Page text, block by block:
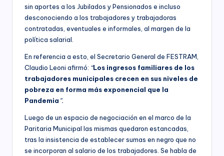
sin aportes a los Jubilados y Pensionados e incluso
desconociendo a los trabajadores y trabajadoras
contratadas, eventuales e informales, al margen de la
política salarial.
En referencia a esto, el Secretario General de FESTRAM,
Claudio Leoni afirmó: “Los ingresos familiares de los
trabajadores municipales crecen en sus niveles de
pobreza en forma más exponencial que la
Pandemia”.
Luego de un espacio de negociación en el marco de la
Paritaria Municipal las mismas quedaron estancadas,
tras la insistencia de establecer sumas en negro que no
se incorporan al salario de los trabajadores. Se habla de